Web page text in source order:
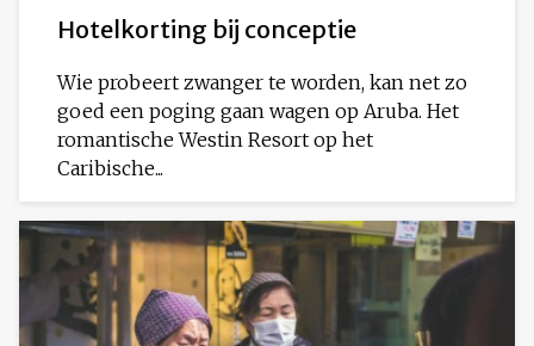
Hotelkorting bij conceptie
Wie probeert zwanger te worden, kan net zo
goed een poging gaan wagen op Aruba. Het
romantische Westin Resort op het
Caribische...